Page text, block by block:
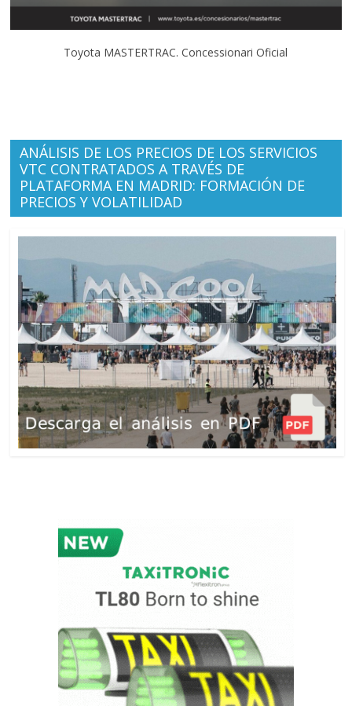
Toyota MASTERTRAC. Concessionari Oficial
ANÁLISIS DE LOS PRECIOS DE LOS SERVICIOS
VTC CONTRATADOS A TRAVÉS DE
PLATAFORMA EN MADRID: FORMACIÓN DE
PRECIOS Y VOLATILIDAD